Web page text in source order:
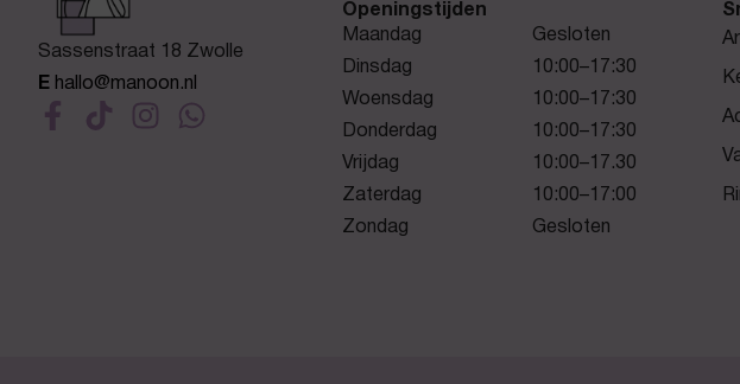
Sassenstraat 18 Zwolle
E hallo@manoon.nl
Openingstijden
Maandag
Gesloten
Dinsdag
10:00–17:30
Woensdag
10:00–17:30
Donderdag
10:00–17:30
Vrijdag
10:00–17.30
Zaterdag
10:00–17:00
Zondag
Gesloten